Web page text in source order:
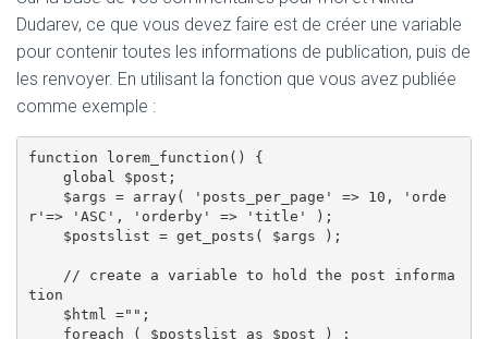
Dudarev, ce que vous devez faire est de créer une variable
pour contenir toutes les informations de publication, puis de
les renvoyer. En utilisant la fonction que vous avez publiée
comme exemple :
function lorem_function() {
r'=> 'ASC', 'orderby' => 'title' );
tion